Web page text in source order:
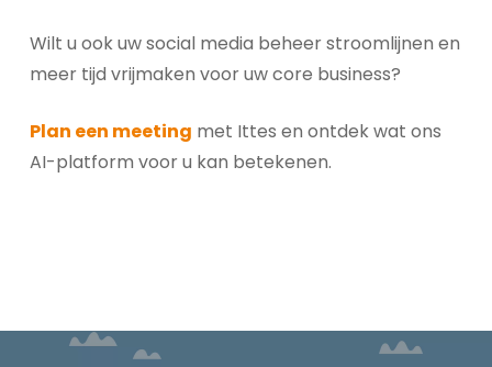
Wilt u ook uw social media beheer stroomlijnen en
meer tijd vrijmaken voor uw core business?
Plan een meeting met Ittes en ontdek wat ons
AI-platform voor u kan betekenen.